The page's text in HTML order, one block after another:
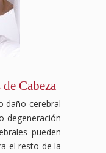
Cabeza
daño cerebral
degeneración
pueden
el resto de la